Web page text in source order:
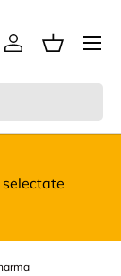
Intra in cont
Cos
Meniu